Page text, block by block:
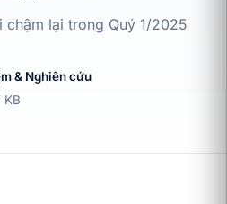
chậm lại trong Quý 1/2025
& Nghiên cứu
KB